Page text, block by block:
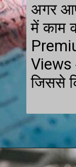
अगर
में काम
जिससे